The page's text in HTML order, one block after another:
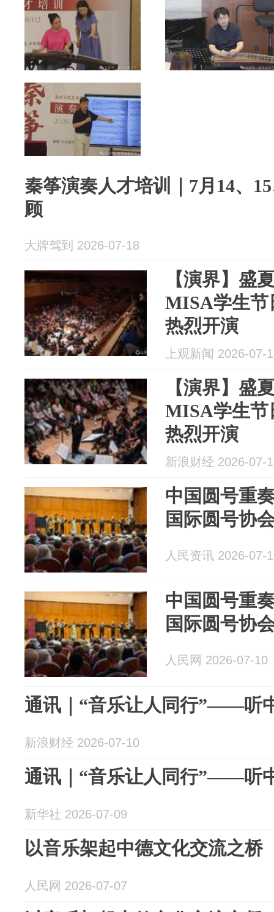
秦筝演奏人才培训｜7月14、
顾
大牌驾到 2026-07-18
【演界】盛
MISA学生节
热烈开演
上观新闻 2026-07-
【演界】盛
MISA学生节
热烈开演
新浪财经 2026-07-
中国圆号重
国际圆号协
人民资讯 2026-07-
中国圆号重
国际圆号协
人民网 2026-07-10
通讯｜“音乐让人同行”——听
新浪财经 2026-07-10
通讯｜“音乐让人同行”——听
新华社 2026-07-09
以音乐架起中德文化交流之桥
人民网 2026-07-07